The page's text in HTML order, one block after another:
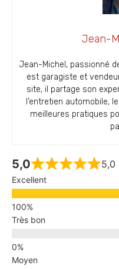
Jean-
Jean-Michel, passionné
est garagiste et
site, il partage son
l’entretien automobile,
meilleures pratiques
5,0 5,0
Excellent
Très bon
Moyen